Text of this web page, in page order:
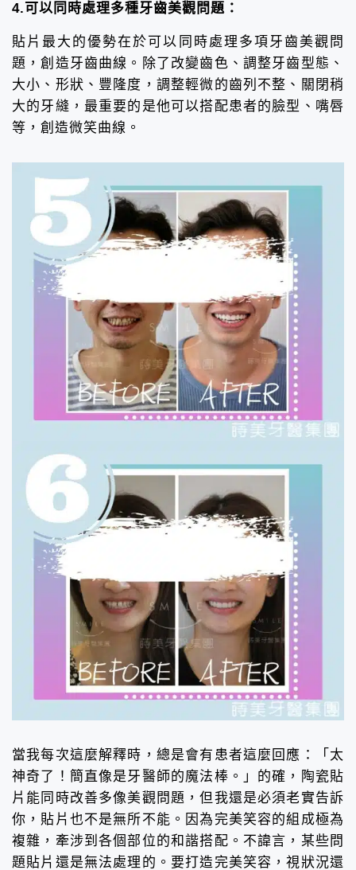
4.可以同時處理多種牙齒美觀問題：
貼片最大的優勢在於可以同時處理多項牙齒美觀問
題，創造牙齒曲線。除了改變齒色、調整牙齒型態、
大小、形狀、豐隆度，調整輕微的齒列不整、關閉稍
大的牙縫，最重要的是他可以搭配患者的臉型、嘴唇
等，創造微笑曲線。
當我每次這麼解釋時，總是會有患者這麼回應：「太
神奇了！簡直像是牙醫師的魔法棒。」的確，陶瓷貼
片能同時改善多像美觀問題，但我還是必須老實告訴
你，貼片也不是無所不能。因為完美笑容的組成極為
複雜，牽涉到各個部位的和諧搭配。不諱言，某些問
題貼片還是無法處理的。要打造完美笑容，視狀況還